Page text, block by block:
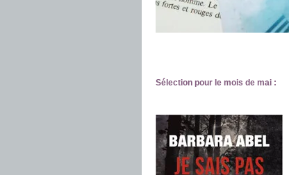
Sélection pour le mois de mai :